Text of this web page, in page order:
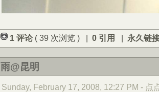
1 评论 ( 39 次浏览 ) | 0 引用 | 永久链
雨@昆明
Sunday, February 17, 2008, 12:27 PM - 点